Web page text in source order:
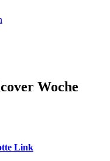
Woche
Link